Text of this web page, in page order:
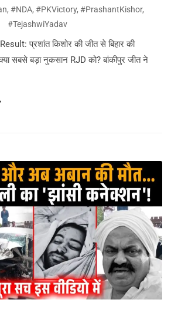
, #NDA, #PKVictory, #PrashantKishor,
#TejashwiYadav
प्रशांत किशोर की जीत से बिहार की
सबसे बड़ा नुकसान RJD को? बांकीपुर जीत ने